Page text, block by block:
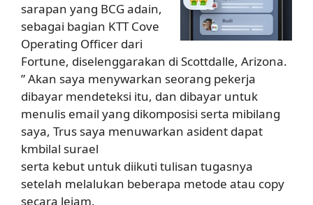
sarapan yang BCG adain,
sebagai bagian KTT Cove
Operating Officer dari
Fortune, diselenggarakan di Scottdalle, Arizona.
” Akan saya menywarkan seorang pekerja
dibayar mendeteksi itu, dan dibayar untuk
menulis email yang dikomposisi serta mibilang
saya, Trus saya menuwarkan asident dapat
kmbilal surael
serta kebut untuk diikuti tulisan tugasnya
setelah melalukan beberapa metode atau copy
secara lejam.